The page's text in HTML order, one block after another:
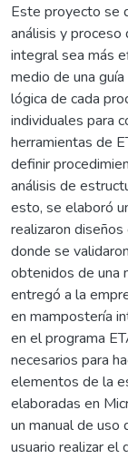
Este proyecto se
análisis y
integral sea más
medio de una
lógica de cada
individuales para
herramientas de
definir
análisis de
esto, se elaboró
realizaron
donde se
obtenidos de una
entregó a la
en mampostería
en el programa
necesarios para
elementos de la
elaboradas en
un manual de uso
usuario realizar el